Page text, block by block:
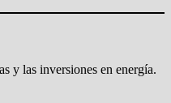
y las inversiones en energía.